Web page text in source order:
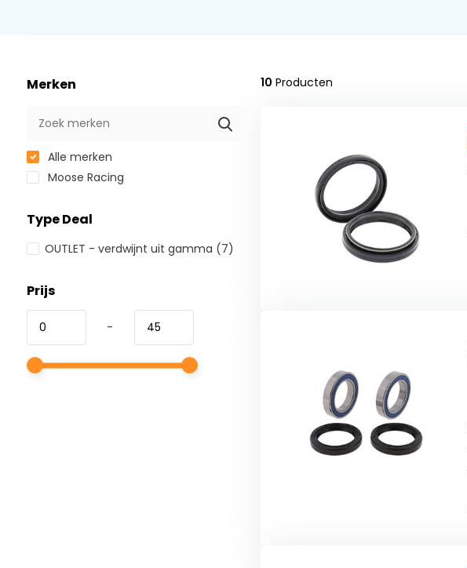
Merken
Alle merken
Moose Racing
Type Deal
OUTLET - verdwijnt uit gamma (7)
Prijs
-
10 Producten